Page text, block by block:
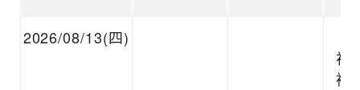
2026/08/13(四)
初
複